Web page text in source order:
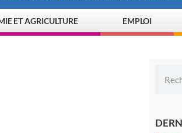
ET AGRICULTURE EMPLOI